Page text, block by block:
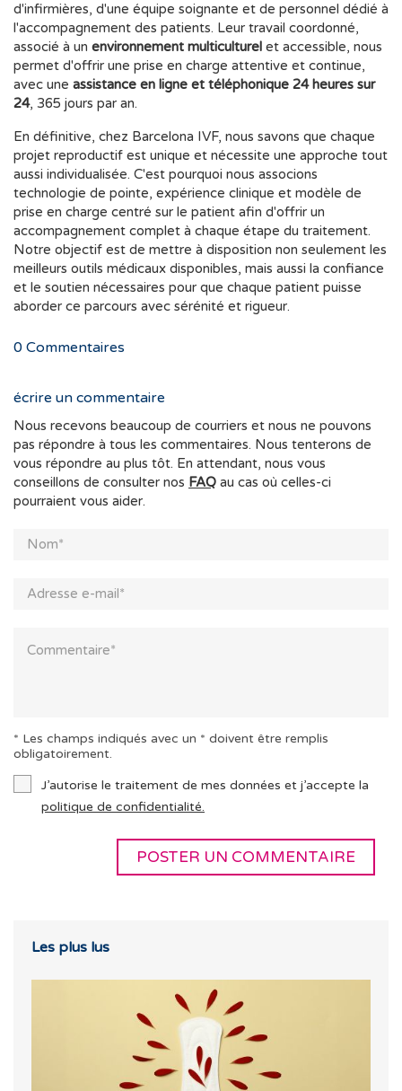
d'infirmières, d'une équipe soignante et de personnel dédié à
l'accompagnement des patients. Leur travail coordonné,
associé à un environnement multiculturel et accessible, nous
permet d'offrir une prise en charge attentive et continue,
avec une assistance en ligne et téléphonique 24 heures sur
24, 365 jours par an.
En définitive, chez Barcelona IVF, nous savons que chaque
projet reproductif est unique et nécessite une approche tout
aussi individualisée. C'est pourquoi nous associons
technologie de pointe, expérience clinique et modèle de
prise en charge centré sur le patient afin d'offrir un
accompagnement complet à chaque étape du traitement.
Notre objectif est de mettre à disposition non seulement les
meilleurs outils médicaux disponibles, mais aussi la confiance
et le soutien nécessaires pour que chaque patient puisse
aborder ce parcours avec sérénité et rigueur.
0 Commentaires
écrire un commentaire
Nous recevons beaucoup de courriers et nous ne pouvons
pas répondre à tous les commentaires. Nous tenterons de
vous répondre au plus tôt. En attendant, nous vous
conseillons de consulter nos FAQ au cas où celles-ci
pourraient vous aider.
* Les champs indiqués avec un * doivent être remplis
obligatoirement.
J’autorise le traitement de mes données et j’accepte la
politique de confidentialité.
Les plus lus